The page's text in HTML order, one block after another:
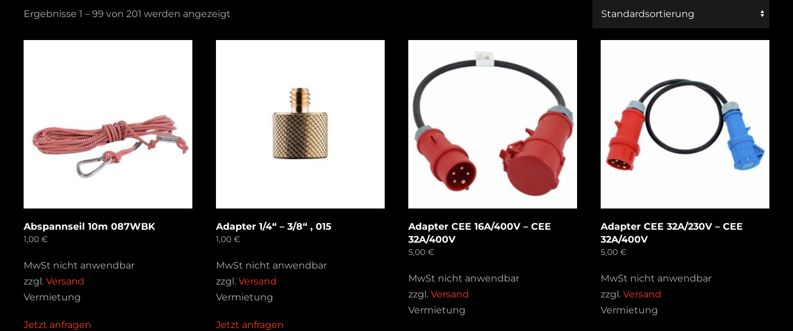
Ergebnisse 1 – 99 von 201 werden angezeigt
Abspannseil 10m 087WBK
1,00 €
MwSt nicht anwendbar
zzgl. Versand
Vermietung
Jetzt anfragen
Adapter 1/4“ – 3/8“ , 015
1,00 €
MwSt nicht anwendbar
zzgl. Versand
Vermietung
Jetzt anfragen
Adapter CEE 16A/400V – CEE
32A/400V
5,00 €
MwSt nicht anwendbar
zzgl. Versand
Vermietung
Adapter CEE 32A/230V – CEE
32A/400V
5,00 €
MwSt nicht anwendbar
zzgl. Versand
Vermietung